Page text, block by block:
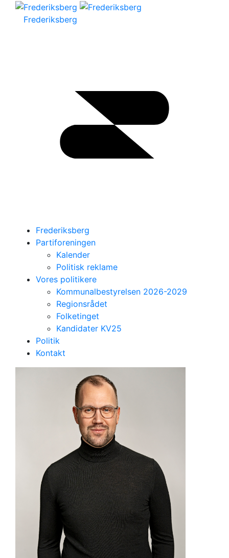
Frederiksberg
Frederiksberg
Partiforeningen
Kalender
Politisk reklame
Vores politikere
Kommunalbestyrelsen 2026-2029
Regionsrådet
Folketinget
Kandidater KV25
Politik
Kontakt
Kandidat til kommunalbestyrelsen
Mads Simonsen
27 år, mekaniker